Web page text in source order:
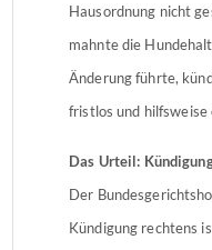
Hausordnung nicht
mahnte die
Änderung führte,
fristlos und hilfsweise
Das Urteil:
Der
Kündigung rechtens